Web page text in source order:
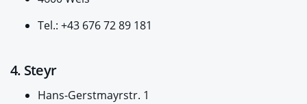
Tel.: +43 676 72 89 181
4. Steyr
Hans-Gerstmayrstr. 1